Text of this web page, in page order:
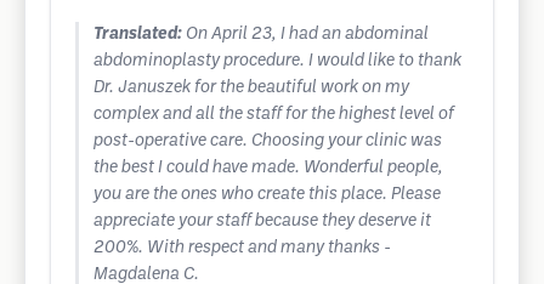
Translated: On April 23, I had an abdominal
abdominoplasty procedure. I would like to thank
Dr. Januszek for the beautiful work on my
complex and all the staff for the highest level of
post-operative care. Choosing your clinic was
the best I could have made. Wonderful people,
you are the ones who create this place. Please
appreciate your staff because they deserve it
200%. With respect and many thanks -
Magdalena C.